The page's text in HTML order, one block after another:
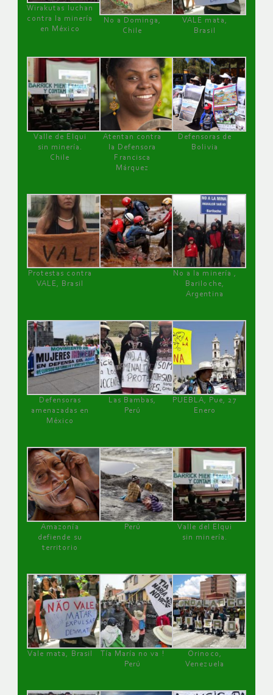
Wirakutas luchan
contra la minería
en México
No a Dominga,
Chile
VALE mata,
Brasil
Valle de Elqui
sin minería.
Chile
Atentan contra
la Defensora
Francisca
Márquez
Defensoras de
Bolivia
Protestas contra
VALE, Brasil
No a la minería ,
Bariloche,
Argentina
Defensoras
amenazadas en
México
Las Bambas,
Perú
PUEBLA, Pue, 27
Enero
Amazonía
defiende su
territorio
Perú
Valle del Elqui
sin minería.
Vale mata, Brasil
Tía María no va !
Perú
Orinoco,
Venezuela